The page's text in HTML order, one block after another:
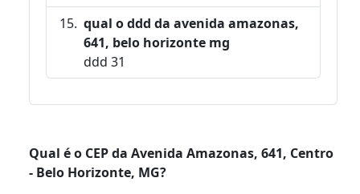
qual o ddd da avenida amazonas,
641, belo horizonte mg
ddd 31
Qual é o CEP da Avenida Amazonas, 641, Centro
- Belo Horizonte, MG?